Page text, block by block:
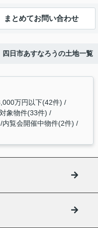
まとめてお問い合わせ
四日市あすなろうの土地一覧
万円以下(42件)
象物件(33件)
内覧会開催中物件(2件)